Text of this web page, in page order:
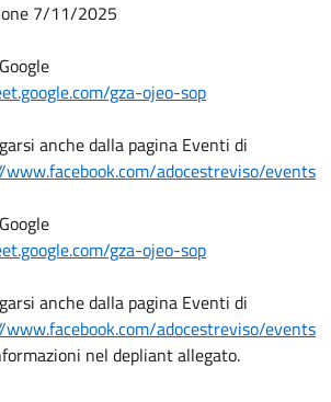
7/11/2025
gza-ojeo-sop
anche dalla pagina Eventi di
adocestreviso/events
gza-ojeo-sop
anche dalla pagina Eventi di
adocestreviso/events
nel depliant allegato.